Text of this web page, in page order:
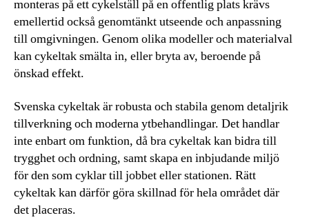
monteras på ett cykelställ på en offentlig plats krävs
emellertid också genomtänkt utseende och anpassning
till omgivningen. Genom olika modeller och materialval
kan cykeltak smälta in, eller bryta av, beroende på
önskad effekt.
Svenska cykeltak är robusta och stabila genom detaljrik
tillverkning och moderna ytbehandlingar. Det handlar
inte enbart om funktion, då bra cykeltak kan bidra till
trygghet och ordning, samt skapa en inbjudande miljö
för den som cyklar till jobbet eller stationen. Rätt
cykeltak kan därför göra skillnad för hela området där
det placeras.